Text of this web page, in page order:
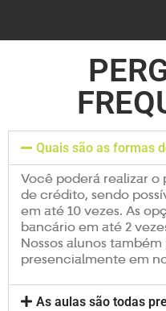
Quais são as formas
Você poderá realizar
de crédito, sendo
em até 10 vezes. As
bancário em até 2
Nossos alunos
presencialmente em
As aulas são todas